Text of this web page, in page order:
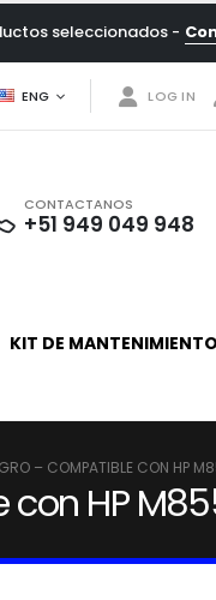
seleccionados -
ENG LOG IN
CONTACTANOS
+51 949 049 948
KIT DE MANTENIMIENTO
– COMPATIBLE CON HP
con HP